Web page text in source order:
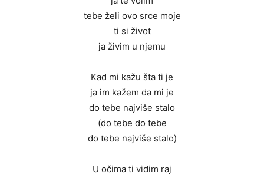
tebe želi ovo srce moje
ti si život
ja živim u njemu
Kad mi kažu šta ti je
ja im kažem da mi je
do tebe najviše stalo
(do tebe do tebe
do tebe najviše stalo)
U očima ti vidim raj